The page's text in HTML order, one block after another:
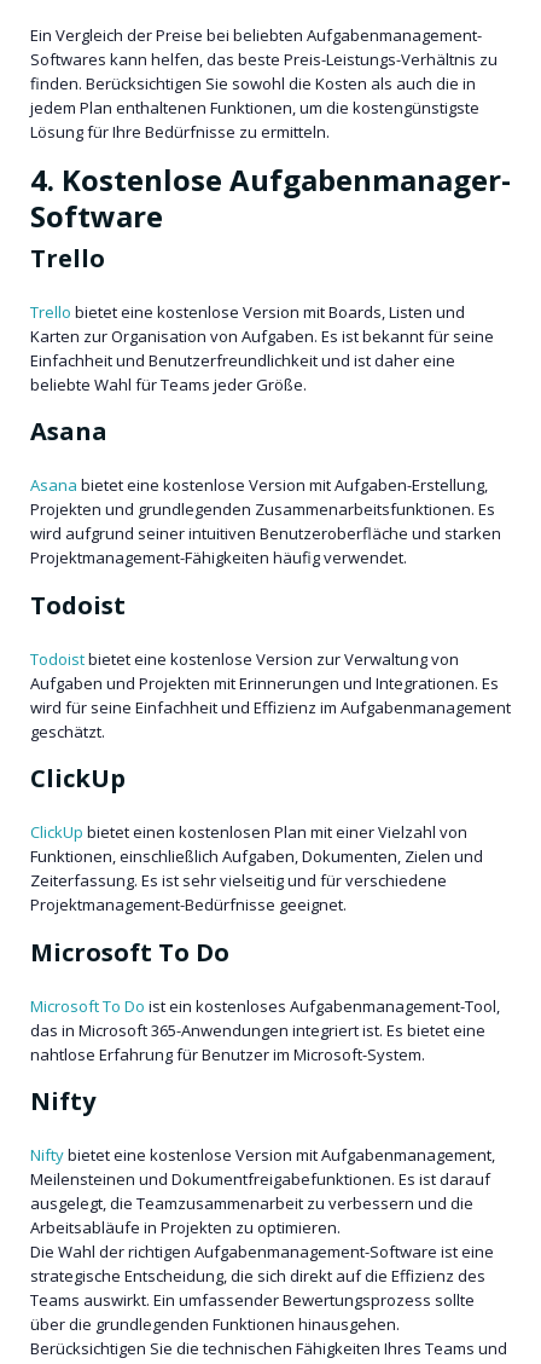
Ein Vergleich der Preise bei beliebten Aufgabenmanagement-
Softwares kann helfen, das beste Preis-Leistungs-Verhältnis zu
finden. Berücksichtigen Sie sowohl die Kosten als auch die in
jedem Plan enthaltenen Funktionen, um die kostengünstigste
Lösung für Ihre Bedürfnisse zu ermitteln.
4. Kostenlose Aufgabenmanager-
Software
Trello
Trello bietet eine kostenlose Version mit Boards, Listen und
Karten zur Organisation von Aufgaben. Es ist bekannt für seine
Einfachheit und Benutzerfreundlichkeit und ist daher eine
beliebte Wahl für Teams jeder Größe.
Asana
Asana bietet eine kostenlose Version mit Aufgaben-Erstellung,
Projekten und grundlegenden Zusammenarbeitsfunktionen. Es
wird aufgrund seiner intuitiven Benutzeroberfläche und starken
Projektmanagement-Fähigkeiten häufig verwendet.
Todoist
Todoistbietet eine kostenlose Version zur Verwaltung von
Aufgaben und Projekten mit Erinnerungen und Integrationen. Es
wird für seine Einfachheit und Effizienz im Aufgabenmanagement
geschätzt.
ClickUp
ClickUp bietet einen kostenlosen Plan mit einer Vielzahl von
Funktionen, einschließlich Aufgaben, Dokumenten, Zielen und
Zeiterfassung. Es ist sehr vielseitig und für verschiedene
Projektmanagement-Bedürfnisse geeignet.
Microsoft To Do
Microsoft To Do ist ein kostenloses Aufgabenmanagement-Tool,
das in Microsoft 365-Anwendungen integriert ist. Es bietet eine
nahtlose Erfahrung für Benutzer im Microsoft-System.
Nifty
Niftybietet eine kostenlose Version mit Aufgabenmanagement,
Meilensteinen und Dokumentfreigabefunktionen. Es ist darauf
ausgelegt, die Teamzusammenarbeit zu verbessern und die
Arbeitsabläufe in Projekten zu optimieren.
Die Wahl der richtigen Aufgabenmanagement-Software ist eine
strategische Entscheidung, die sich direkt auf die Effizienz des
Teams auswirkt. Ein umfassender Bewertungsprozess sollte
über die grundlegenden Funktionen hinausgehen.
Berücksichtigen Sie die technischen Fähigkeiten Ihres Teams und